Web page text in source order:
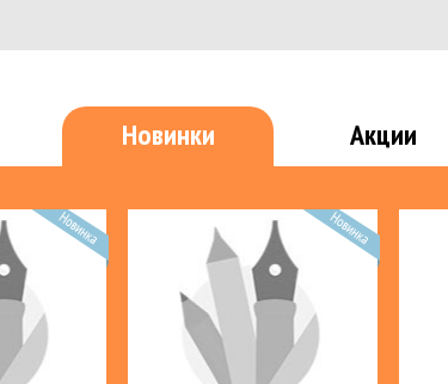
Конструкторы Прочие
Конструкторы
Новинки Акции